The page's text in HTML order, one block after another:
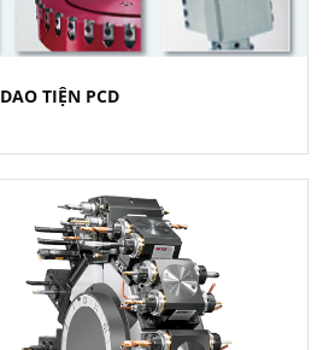
DAO TIỆN PCD